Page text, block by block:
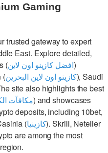
Gaming
trusted gateway to expert
East. Explore detailed,
(افضل كازينو اون لاين)
(كازينو اون لاين البحرين), Saudi
site also highlights the best
مكافآت) and showcases
deposits, including 10bet,
(كازينيا). Skrill, Neteller
are among the most